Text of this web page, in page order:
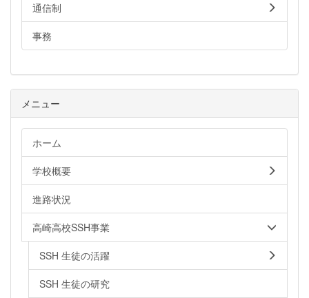
通信制
事務
メニュー
ホーム
学校概要
進路状況
高崎高校SSH事業
SSH 生徒の活躍
SSH 生徒の研究